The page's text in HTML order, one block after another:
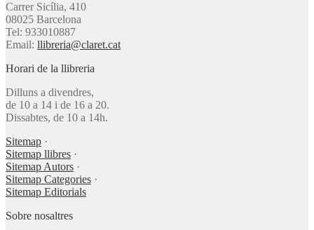
Carrer Sicília, 410
08025 Barcelona
Tel: 933010887
Email: llibreria@claret.cat
Horari de la llibreria
Dilluns a divendres,
de 10 a 14 i de 16 a 20.
Dissabtes, de 10 a 14h.
Sitemap ·
Sitemap llibres ·
Sitemap Autors ·
Sitemap Categories ·
Sitemap Editorials
Sobre nosaltres